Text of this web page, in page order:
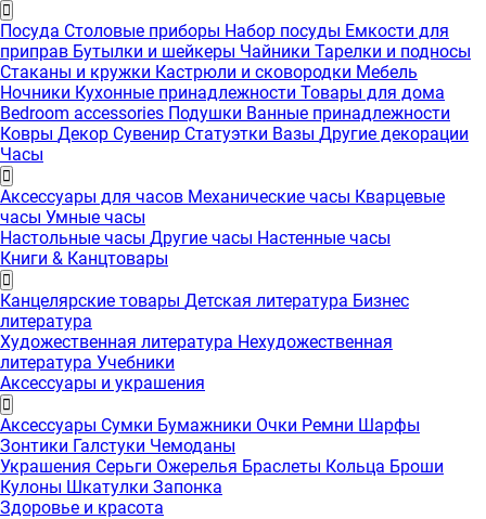
Посуда Столовые приборы Набор посуды Емкости для
приправ Бутылки и шейкеры Чайники Тарелки и подносы
Стаканы и кружки Кастрюли и сковородки Мебель
Ночники Кухонные принадлежности Товары для дома
Bedroom accessories Подушки Ванные принадлежности
Ковры Декор Сувенир Статуэтки Вазы Другие декорации
Часы
Аксессуары для часов Механические часы Кварцевые
часы Умные часы
Настольные часы Другие часы Настенные часы
Книги & Канцтовары
Канцелярские товары Детская литература Бизнес
литература
Художественная литература Нехудожественная
литература Учебники
Аксессуары и украшения
Аксессуары Сумки Бумажники Очки Ремни Шарфы
Зонтики Галстуки Чемоданы
Украшения Серьги Ожерелья Браслеты Кольца Броши
Кулоны Шкатулки Запонка
Здоровье и красота